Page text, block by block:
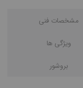
مشخصات فنی
ویژگی ها
بروشور